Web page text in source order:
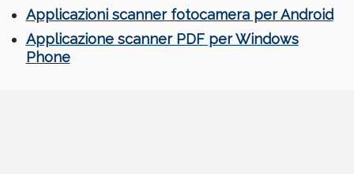
Applicazioni scanner fotocamera per Android
Applicazione scanner PDF per Windows
Phone